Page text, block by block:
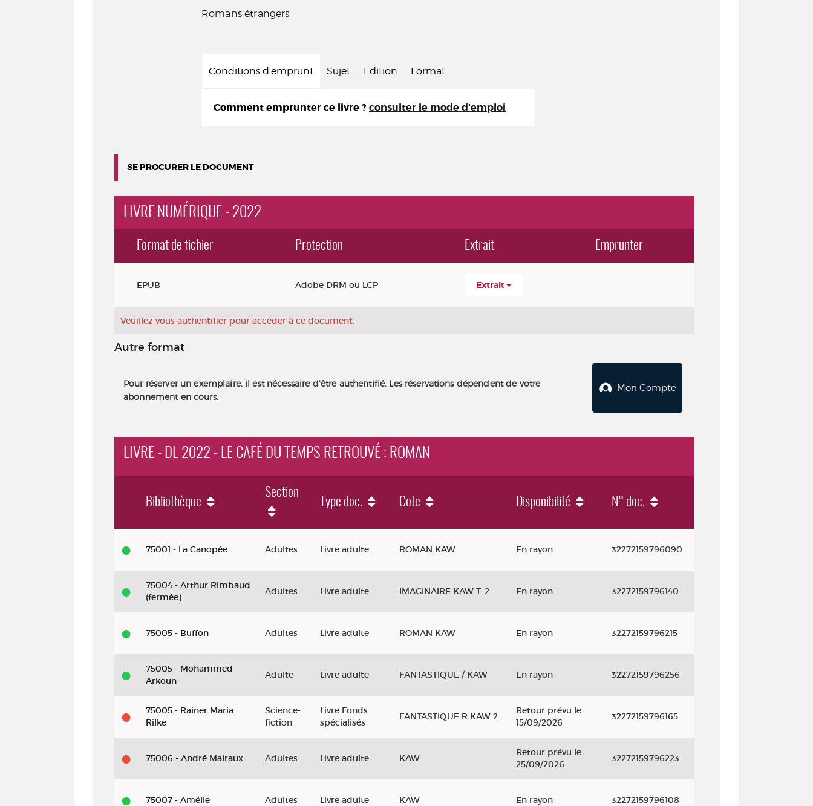
Romans étrangers
Conditions d'emprunt Sujet Edition Format
Comment emprunter ce livre ? consulter le mode d'emploi
SE PROCURER LE DOCUMENT
LIVRE NUMÉRIQUE - 2022
Format de fichier Protection Extrait Emprunter
EPUB Adobe DRM ou LCP Extrait
Veuillez vous authentifier pour accéder à ce document.
Autre format
Pour réserver un exemplaire, il est nécessaire d'être authentifié. Les réservations dépendent de votre
abonnement en cours.
Mon Compte
LIVRE - DL 2022 - LE CAFÉ DU TEMPS RETROUVÉ : ROMAN
Bibliothèque
Section
Type doc. Cote Disponibilité N° doc.
75001 - La Canopée Adultes Livre adulte ROMAN KAW En rayon 32272159796090
75004 - Arthur Rimbaud
(fermée)
Adultes Livre adulte IMAGINAIRE KAW T. 2 En rayon 32272159796140
75005 - Buffon Adultes Livre adulte ROMAN KAW En rayon 32272159796215
75005 - Mohammed
Arkoun
Adulte Livre adulte FANTASTIQUE / KAW En rayon 32272159796256
75005 - Rainer Maria
Rilke
Science-
fiction
Livre Fonds
spécialisés
FANTASTIQUE R KAW 2
Retour prévu le
15/09/2026
32272159796165
75006 - André Malraux Adultes Livre adulte KAW
Retour prévu le
25/09/2026
32272159796223
75007 - Amélie Adultes Livre adulte KAW En rayon 32272159796108